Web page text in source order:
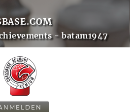
- batam1947